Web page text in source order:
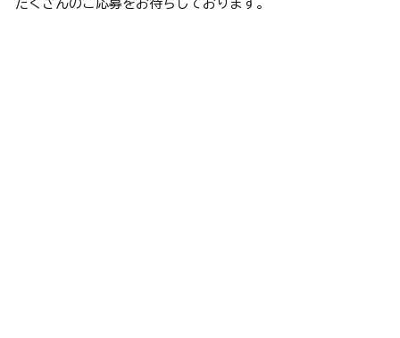
​たくさんのご応募をお待ちしております。